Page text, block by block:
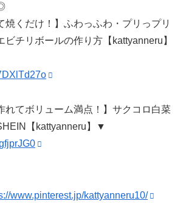
くだけ！】ふわっふわ・プリっプリ
チリボールの作り方【kattyanneru】
れてボリューム満点！】サクコロ白菜
【kattyanneru】▼
www.pinterest.jp/kattyanneru10/